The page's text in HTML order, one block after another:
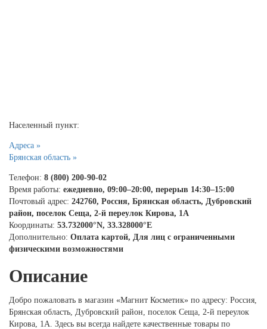
Населенный пункт:
Адреса »
Брянская область »
Телефон: 8 (800) 200-90-02
Время работы: ежедневно, 09:00–20:00, перерыв 14:30–15:00
Почтовый адрес: 242760, Россия, Брянская область, Дубровский
район, поселок Сеща, 2-й переулок Кирова, 1А
Координаты: 53.732000°N, 33.328000°E
Дополнительно: Оплата картой, Для лиц с ограниченными
физическими возможностями
Описание
Добро пожаловать в магазин «Магнит Косметик» по адресу: Россия,
Брянская область, Дубровский район, поселок Сеща, 2-й переулок
Кирова, 1А. Здесь вы всегда найдете качественные товары по